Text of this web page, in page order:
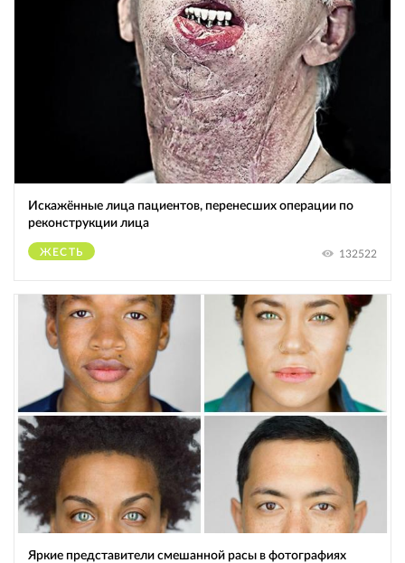
Искажённые лица пациентов, перенесших операции по
реконструкции лица
ЖЕСТЬ 132522
Яркие представители смешанной расы в фотографиях